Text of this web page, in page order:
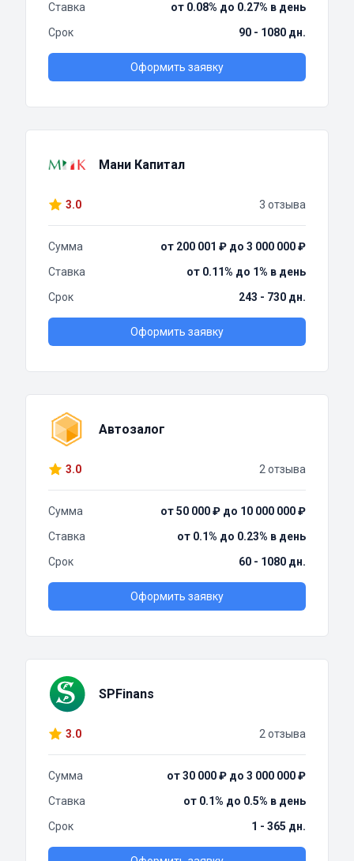
Ставка
от 0.08% до 0.27% в день
Срок
90 - 1080 дн.
Оформить заявку
Мани Капитал
3.0 3 отзыва
Сумма
от 200 001 ₽ до 3 000 000 ₽
Ставка
от 0.11% до 1% в день
Срок
243 - 730 дн.
Оформить заявку
Автозалог
3.0 2 отзыва
Сумма
от 50 000 ₽ до 10 000 000 ₽
Ставка
от 0.1% до 0.23% в день
Срок
60 - 1080 дн.
Оформить заявку
SPFinans
3.0 2 отзыва
Сумма
от 30 000 ₽ до 3 000 000 ₽
Ставка
от 0.1% до 0.5% в день
Срок
1 - 365 дн.